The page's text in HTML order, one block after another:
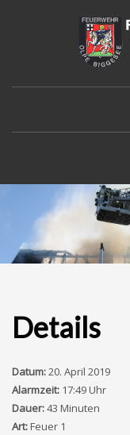
Details
Datum:20. April 2019
Alarmzeit: 17:49 Uhr
Dauer:43 Minuten
Art:Feuer 1